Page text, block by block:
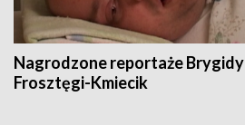
Nagrodzone reportaże Brygidy
Frosztęgi-Kmiecik